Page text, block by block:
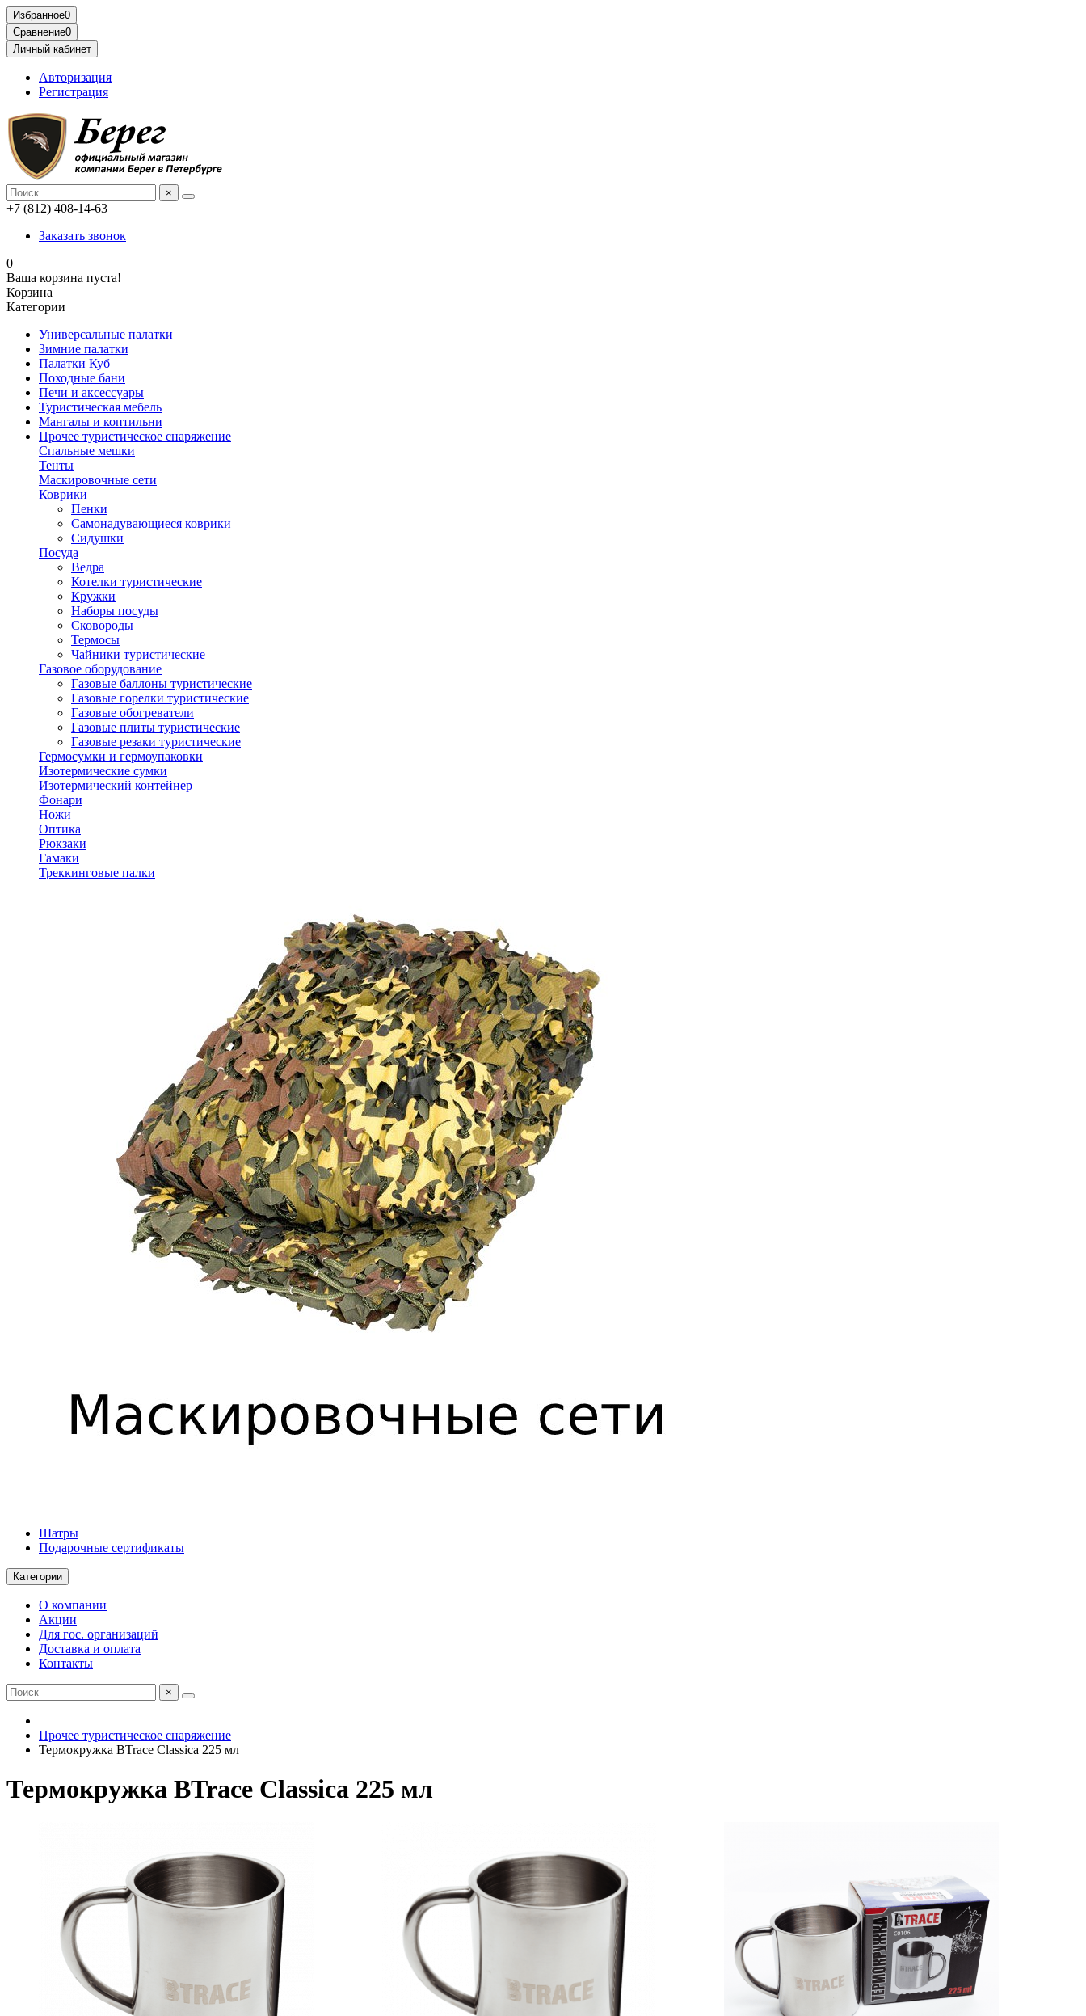
Избранное0
Сравнение0
Личный кабинет
Авторизация
Регистрация
×
+7 (812) 408-14-63
Заказать звонок
0
Ваша корзина пуста!
Корзина
Категории
Универсальные палатки
Зимние палатки
Палатки Куб
Походные бани
Печи и аксессуары
Туристическая мебель
Мангалы и коптильни
Прочее туристическое снаряжение
Спальные мешки
Тенты
Маскировочные сети
Коврики
Пенки
Самонадувающиеся коврики
Сидушки
Посуда
Ведра
Котелки туристические
Кружки
Наборы посуды
Сковороды
Термосы
Чайники туристические
Газовое оборудование
Газовые баллоны туристические
Газовые горелки туристические
Газовые обогреватели
Газовые плиты туристические
Газовые резаки туристические
Гермосумки и гермоупаковки
Изотермические сумки
Изотермический контейнер
Фонари
Ножи
Оптика
Рюкзаки
Гамаки
Треккинговые палки
Шатры
Подарочные сертификаты
Категории
О компании
Акции
Для гос. организаций
Доставка и оплата
Контакты
×
Прочее туристическое снаряжение
Термокружка BTrace Classica 225 мл
Термокружка BTrace Classica 225 мл